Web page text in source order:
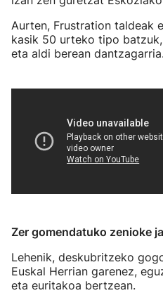
Aurten, Frustration taldeak
kasik 50 urteko tipo batzuk,
eta aldi berean
Zer gomendatuko zenioke
Lehenik, deskubritzeko
Euskal Herrian garenez,
eta euritakoa bertzean.